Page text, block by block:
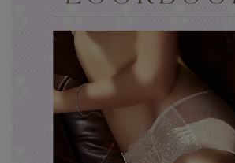
7、8月滿千折百16
7、8月滿千折百17
7、8月滿千折百18
7、8月滿千折百19
7、8月滿千折百20
7、8月滿千折百21
7、8月滿千折百22